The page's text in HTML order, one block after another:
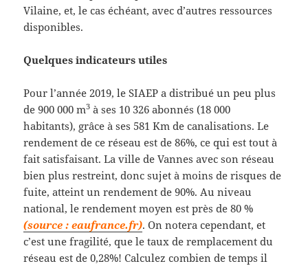
Vilaine, et, le cas échéant, avec d’autres ressources
disponibles.
Quelques indicateurs utiles
Pour l’année 2019, le SIAEP a distribué un peu plus
de 900 000 m3 à ses 10 326 abonnés (18 000
habitants), grâce à ses 581 Km de canalisations. Le
rendement de ce réseau est de 86%, ce qui est tout à
fait satisfaisant. La ville de Vannes avec son réseau
bien plus restreint, donc sujet à moins de risques de
fuite, atteint un rendement de 90%. Au niveau
national, le rendement moyen est près de 80 %
(source : eaufrance.fr). On notera cependant, et
c’est une fragilité, que le taux de remplacement du
réseau est de 0,28%! Calculez combien de temps il